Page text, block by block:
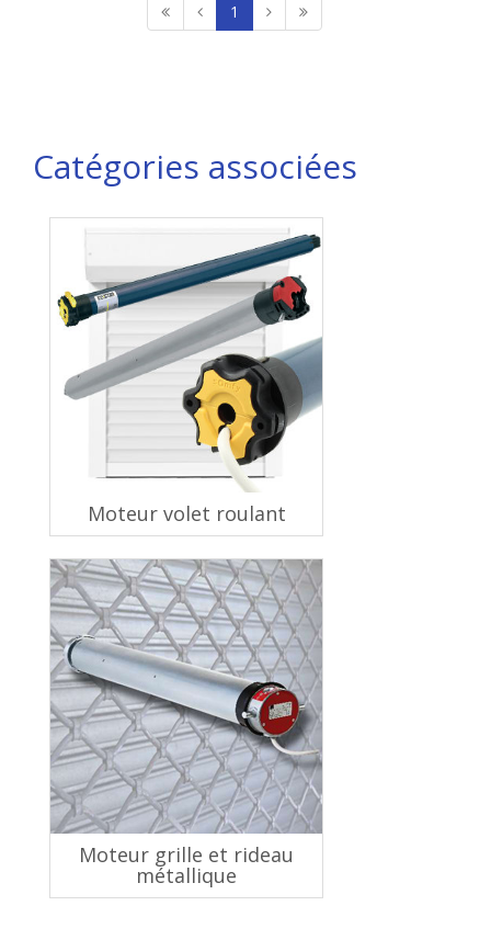
1
Catégories associées
Moteur volet roulant
Moteur grille et rideau
métallique